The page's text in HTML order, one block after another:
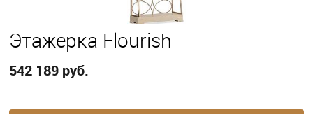
Этажерка Flourish
542 189 руб.